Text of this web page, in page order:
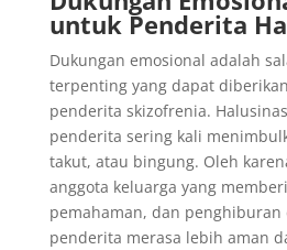
untuk Penderita
Dukungan emosional adalah
terpenting yang dapat
penderita skizofrenia.
penderita sering kali
takut, atau bingung. Oleh
anggota keluarga yang
pemahaman, dan
penderita merasa lebih aman